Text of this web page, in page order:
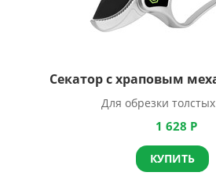
Секатор с храповым
Для обрезки
1 628 Р
КУПИТЬ